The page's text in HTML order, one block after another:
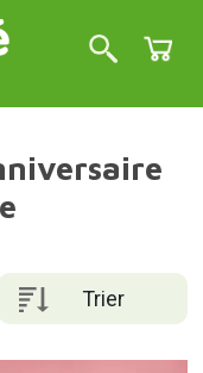
Trier